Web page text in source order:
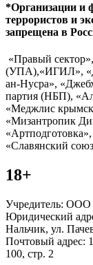
*Организации и
террористов и
запрещена в
«Правый
(УПА),«ИГИЛ»,
ан-Нусра»,
партия (НБП),
«Меджлис
«Мизантропик
«Славянский
18+
Учредитель: ООО
Юридический
Нальчик, ул.
Почтовый адрес:
100, стр. 2